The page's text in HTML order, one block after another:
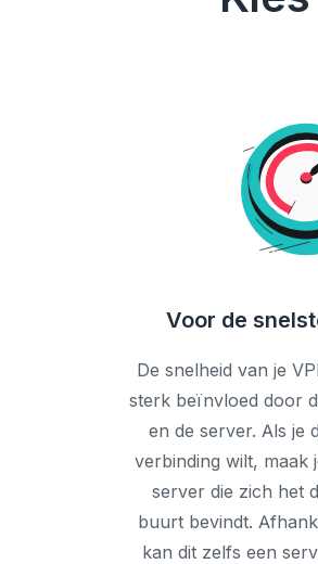
Voor de
De snelheid van je
sterk beïnvloed door
en de server. Als je
verbinding wilt, maak
server die zich het
buurt bevindt.
kan dit zelfs een